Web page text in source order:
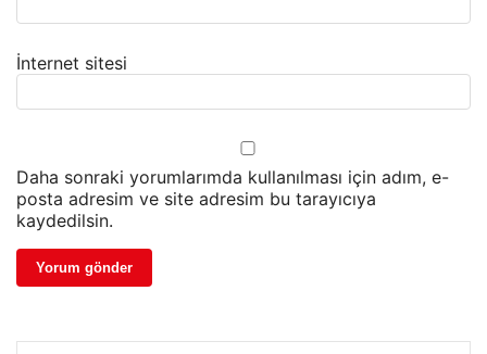
İnternet sitesi
Daha sonraki yorumlarımda kullanılması için adım, e-
posta adresim ve site adresim bu tarayıcıya
kaydedilsin.